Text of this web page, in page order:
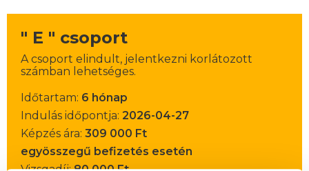
" E " csoport
A csoport elindult, jelentkezni korlátozott
számban lehetséges.
Időtartam: 6 hónap
Indulás időpontja: 2026-04-27
Képzés ára: 309 000 Ft
egyösszegű befizetés esetén